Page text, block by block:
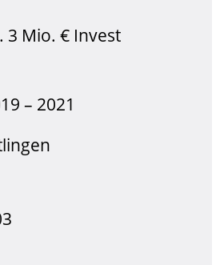
3 Mio. € Invest
– 2021